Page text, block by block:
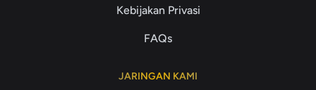
Kebijakan Privasi
FAQs
JARINGAN KAMI